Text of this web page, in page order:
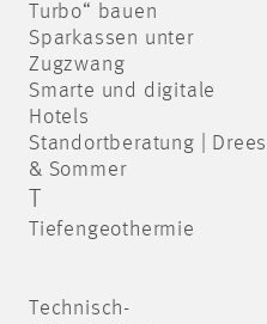
Turbo“ bauen
Sparkassen unter
Zugzwang
Smarte und digitale
Hotels
Standortberatung | Drees
& Sommer
T
Tiefengeothermie
Technisch-